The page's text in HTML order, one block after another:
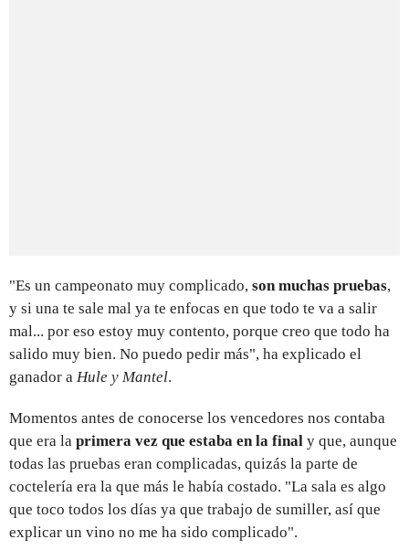
"Es un campeonato muy complicado, son muchas pruebas,
y si una te sale mal ya te enfocas en que todo te va a salir
mal... por eso estoy muy contento, porque creo que todo ha
salido muy bien. No puedo pedir más", ha explicado el
ganador a Hule y Mantel.
Momentos antes de conocerse los vencedores nos contaba
que era la primera vez que estaba en la final y que, aunque
todas las pruebas eran complicadas, quizás la parte de
coctelería era la que más le había costado. "La sala es algo
que toco todos los días ya que trabajo de sumiller, así que
explicar un vino no me ha sido complicado".